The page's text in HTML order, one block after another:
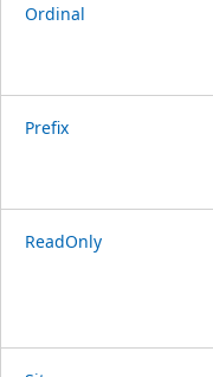
Ordinal
Prefix
ReadOnly